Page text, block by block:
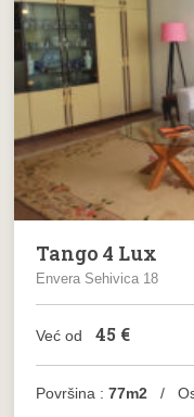
Tango 4 Lux
Envera Sehivica 18
Već od 45 €
Površina : 77m2 /